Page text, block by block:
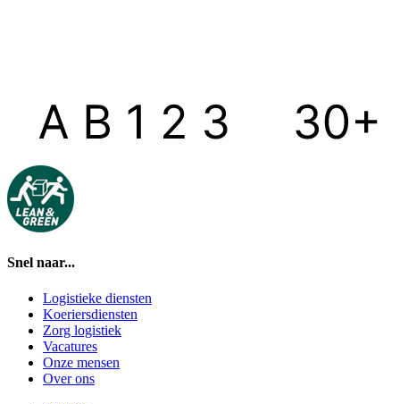
Snel naar...
Logistieke diensten
Koeriersdiensten
Zorg logistiek
Vacatures
Onze mensen
Over ons